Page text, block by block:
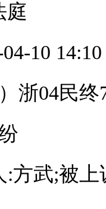
10 14:10
04民终
武;被上